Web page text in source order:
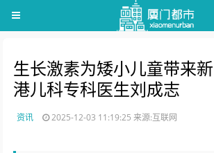
生长激素为矮小儿童带来
港儿科专科医生刘成志
资讯 2025-12-03 11:19:25来源:互联网